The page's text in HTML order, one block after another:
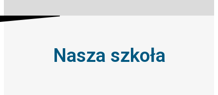
Nasza szkoła